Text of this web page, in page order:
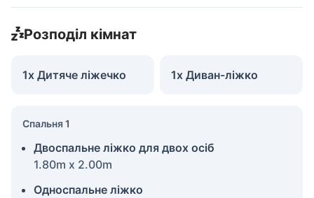
Розподіл кімнат
1x Дитяче ліжечко 1x Диван-ліжко
Спальня 1
Двоспальне ліжко для двох осіб
1.80m x 2.00m
Односпальне ліжко